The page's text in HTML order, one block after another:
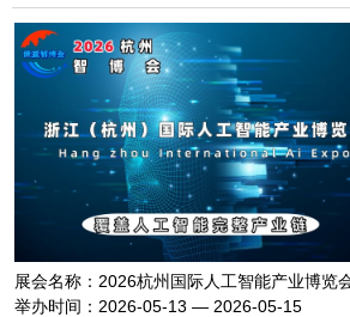
展会名称：2026杭州国际人工智能产业博览
举办时间：2026-05-13 — 2026-05-15